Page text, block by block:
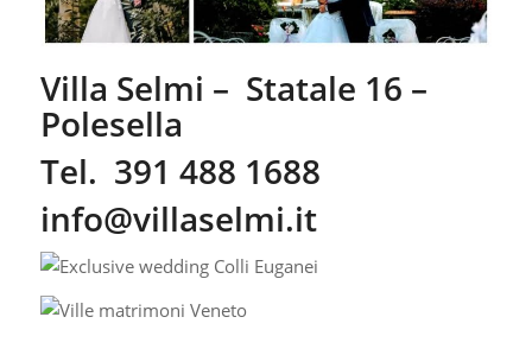
Villa Selmi – Statale 16 –
Polesella
Tel. 391 488 1688
info@villaselmi.it